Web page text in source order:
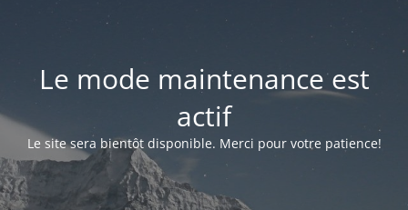
Le mode maintenance est
actif
Le site sera bientôt disponible. Merci pour votre patience!